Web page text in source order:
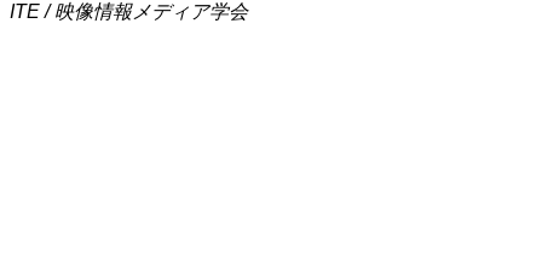
ITE / 映像情報メディア学会